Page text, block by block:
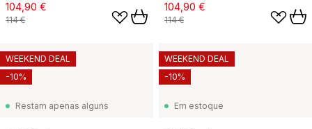
104,90 €
114 €
104,90 €
114 €
Restam apenas alguns
WEEKEND DEAL
-10%
Em estoque
WEEKEND DEAL
-10%